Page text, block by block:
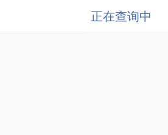
正在查询中